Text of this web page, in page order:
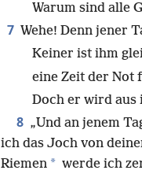
Warum sind alle
7 Wehe! Denn jener
Keiner ist ihm
eine Zeit der Not
Doch er wird aus
8 „Und an jenem
ich das Joch von
Riemen * werde ich